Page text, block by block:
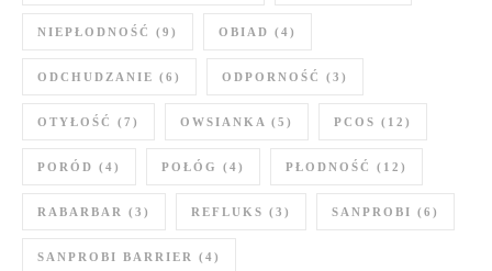
NIEPŁODNOŚĆ (9) OBIAD (4)
ODCHUDZANIE (6) ODPORNOŚĆ (3)
OTYŁOŚĆ (7) OWSIANKA (5) PCOS (12)
PORÓD (4) POŁÓG (4) PŁODNOŚĆ (12)
RABARBAR (3) REFLUKS (3) SANPROBI (6)
SANPROBI BARRIER (4)